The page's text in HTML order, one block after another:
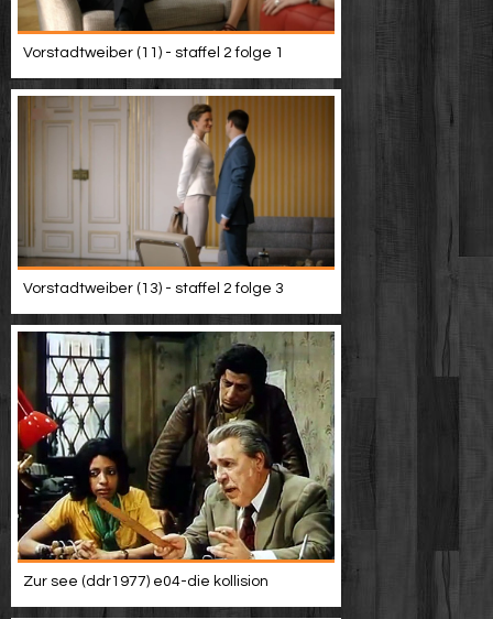
Vorstadtweiber (11) - staffel 2 folge 1
Vorstadtweiber (13) - staffel 2 folge 3
Zur see (ddr1977) e04-die kollision